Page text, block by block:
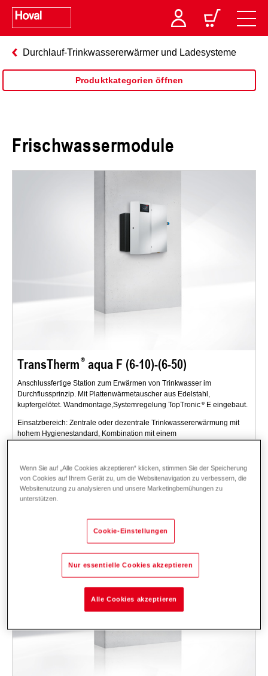
Durchlauf-Trinkwassererwärmer und Ladesysteme
Produktkategorien öffnen
Frischwassermodule
TransTherm aqua F (6-10)-(6-50)
Anschlussfertige Station zum Erwärmen von Trinkwasser im
Durchflussprinzip. Mit Plattenwärmetauscher aus Edelstahl,
kupfergelötet. Wandmontage,Systemregelung TopTronic
E eingebaut.
Einsatzbereich: Zentrale oder dezentrale Trinkwassererwärmung mit
hohem Hygienestandard, Kombination mit einem
BeschreibungDaten und PreiseDownloadsZubehörDienstleistungen
Wenn Sie auf „Alle Cookies akzeptieren“ klicken, stimmen Sie der Speicherung
von Cookies auf Ihrem Gerät zu, um die Websitenavigation zu verbessern, die
Websitenutzung zu analysieren und unsere Marketingbemühungen zu
unterstützen.
Cookie-Einstellungen
Nur essentielle Cookies akzeptieren
Alle Cookies akzeptieren